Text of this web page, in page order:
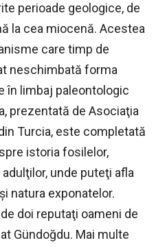
perioade geologice, de
la cea miocenă. Acestea
care timp de
neschimbată forma
în limbaj paleontologic
prezentată de Asociaţia
Turcia, este completată
istoria fosilelor,
unde puteţi afla
natura exponatelor.
doi reputaţi oameni de
Gündoğdu. Mai multe